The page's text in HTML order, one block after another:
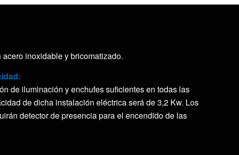
inoxidable y bricomatizado.
de iluminación y enchufes suficientes en todas las
de dicha instalación eléctrica será de 3,2 Kw. Los
detector de presencia para el encendido de las